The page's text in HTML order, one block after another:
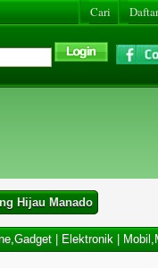
Cari
Hijau Manado
| Elektronik|